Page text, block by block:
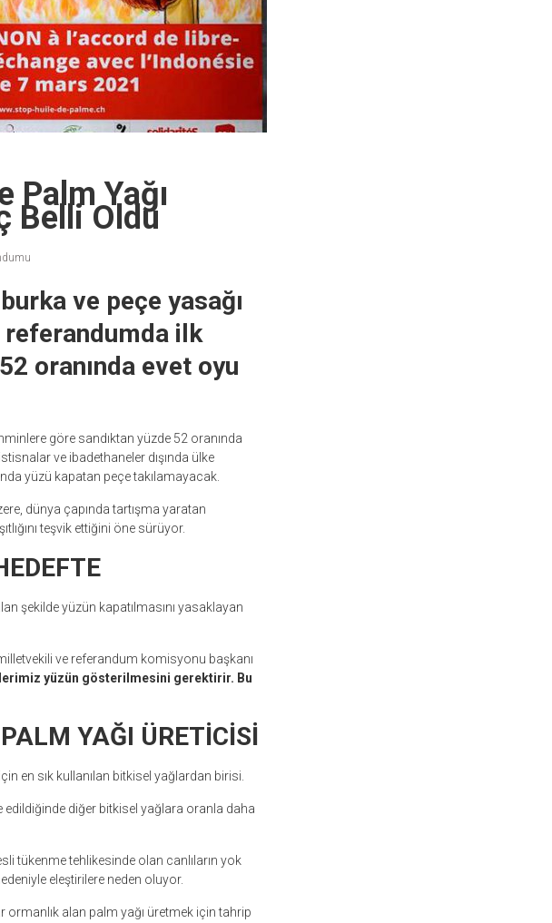
Palm Yağı
Belli Oldu
ve peçe yasağı
referandumda ilk
oranında evet oyu
göre sandıktan yüzde 52 oranında
ve ibadethaneler dışında ülke
yüzü kapatan peçe takılamayacak.
dünya çapında tartışma yaratan
teşvik ettiğini öne sürüyor.
şekilde yüzün kapatılmasını yasaklayan
ve referandum komisyonu başkanı
yüzün gösterilmesini gerektirir. Bu
YAĞI ÜRETİCİSİ
en sık kullanılan bitkisel yağlardan birisi.
edildiğinde diğer bitkisel yağlara oranla daha
tükenme tehlikesinde olan canlıların yok
eleştirilere neden oluyor.
alan palm yağı üretmek için tahrip